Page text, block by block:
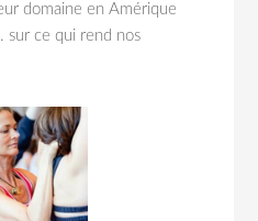
domaine en Amérique
. sur ce qui rend nos